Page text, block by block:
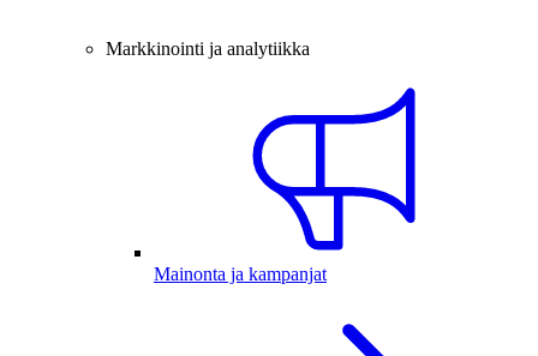
Markkinointi ja analytiikka
Mainonta ja kampanjat